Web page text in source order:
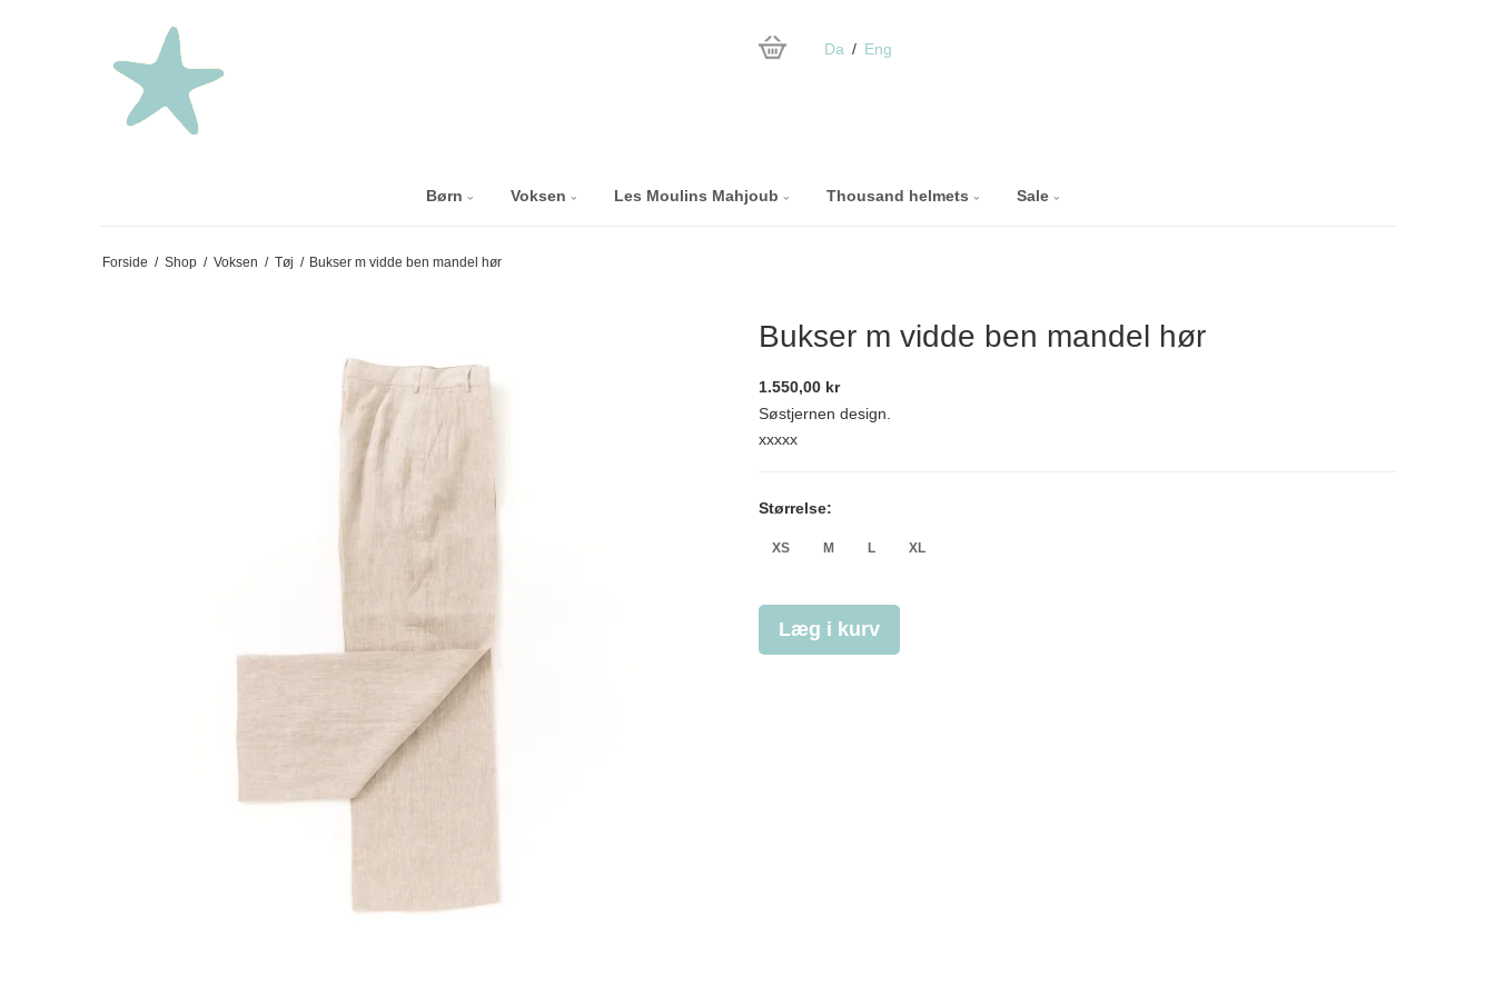
Da Eng
Børn Voksen Les Moulins Mahjoub Thousand helmets Sale
Forside / Shop / Voksen / Tøj / Bukser m vidde ben mandel hør
Bukser m vidde ben mandel hør
1.550,00 kr
Søstjernen design.
xxxxx
Størrelse:
XS M L XL
Læg i kurv